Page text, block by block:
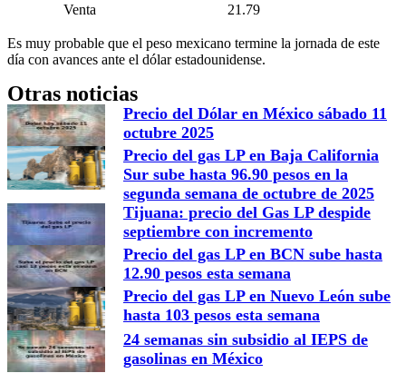
Venta
21.79
Es muy probable que el peso mexicano termine la jornada de este
día con avances ante el dólar estadounidense.
Otras noticias
Precio del Dólar en México sábado 11
octubre 2025
Precio del gas LP en Baja California
Sur sube hasta 96.90 pesos en la
segunda semana de octubre de 2025
Tijuana: precio del Gas LP despide
septiembre con incremento
Precio del gas LP en BCN sube hasta
12.90 pesos esta semana
Precio del gas LP en Nuevo León sube
hasta 103 pesos esta semana
24 semanas sin subsidio al IEPS de
gasolinas en México